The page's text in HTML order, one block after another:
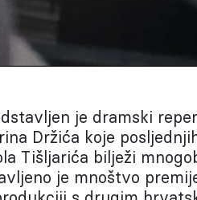
je dramski
Držića koje
Tišljarića bilježi
je mnoštvo